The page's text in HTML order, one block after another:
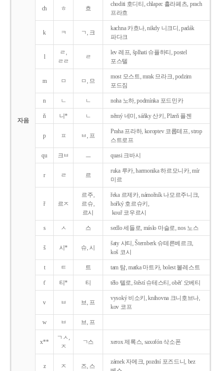
자음
ch ㅎ 흐
choditi 호디티, chlapec 흘라페츠, prach
프라흐
k ㅋ ㄱ, 크
kachna 카흐나, nikdy 니크디, padák
파다크
l
ㄹ,
ㄹㄹ
ㄹ
lev 레프, šplhati 슈플하티, postel
포스텔
m ㅁ ㅁ, 므
most 모스트, mrak 므라크, podzim
포드짐
n ㄴ ㄴ noha 노하, podmínka 포드민카
ň 니* ㄴ němý 네미, sáňky 산키, Plzeň 플젠
p ㅍ ㅂ, 프
Praha 프라하, koroptev 코롭테프, strop
스트로프
qu 크ㅂ ㅡ quasi 크바시
r ㄹ 르
ruka 루카, harmonika 하르모니카, mír
미르
ř 르ㅈ
르주,
르슈,
르시
řeka 르제카, námořník 나모르주니크,
hořký 호르슈키,
kouř 코우르시
s ㅅ 스 sedlo 세들로, máslo 마슬로, nos 노스
š 시* 슈, 시
šaty 샤티, Šternberk 슈테른베르크,
koš 코시
t ㅌ 트 tam 탐, matka 마트카, bolest 볼레스트
t' 티* 티 tělo 텔로, štěstí 슈테스티, obět' 오베티
v ㅂ 브, 프
vysoký 비소키, knihovna 크니호브나,
kov 코프
w ㅂ 브, 프
x**
ㄱㅅ,
ㅈ
ㄱ스 xerox 제록스, saxofón 삭소폰
z ㅈ 즈, 스
zámek 자메크, pozdní 포즈드니, bez